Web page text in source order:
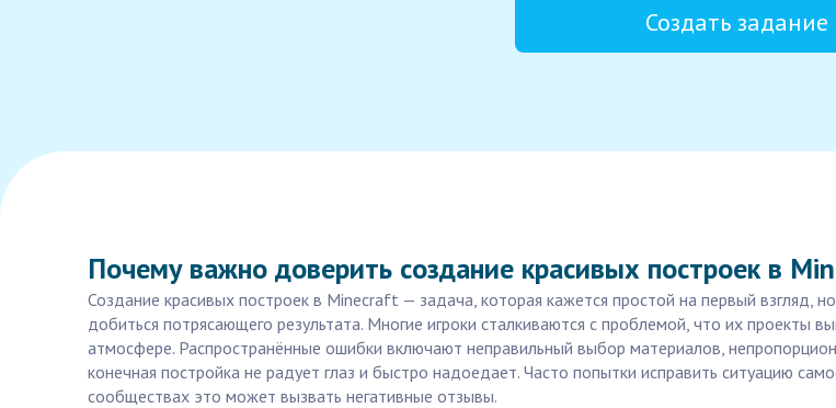
Создать задание
Почему важно доверить создание красивых построек в
Создание красивых построек в Minecraft — задача, которая кажется простой на первый взгляд,
добиться потрясающего результата. Многие игроки сталкиваются с проблемой, что их проекты
атмосфере. Распространённые ошибки включают неправильный выбор материалов,
конечная постройка не радует глаз и быстро надоедает. Часто попытки исправить ситуацию
сообществах это может вызвать негативные отзывы.